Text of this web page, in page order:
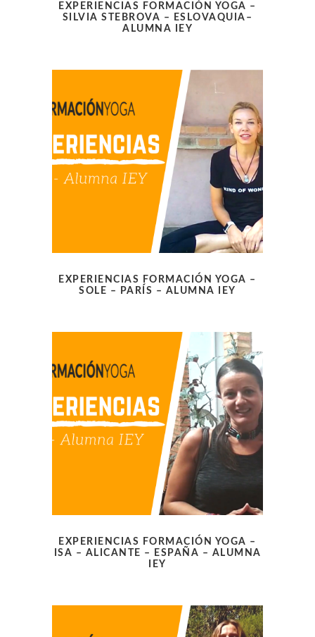
EXPERIENCIAS FORMACIÓN YOGA –
SILVIA STEBROVA – ESLOVAQUIA–
ALUMNA IEY
EXPERIENCIAS FORMACIÓN YOGA –
SOLE – PARÍS – ALUMNA IEY
EXPERIENCIAS FORMACIÓN YOGA –
ISA – ALICANTE – ESPAÑA – ALUMNA
IEY